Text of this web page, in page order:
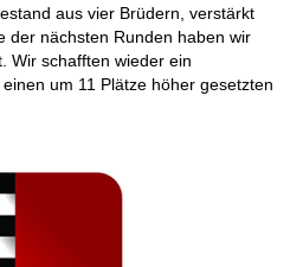
aus vier Brüdern, verstärkt
der nächsten Runden haben wir
Wir schafften wieder ein
um 11 Plätze höher gesetzten